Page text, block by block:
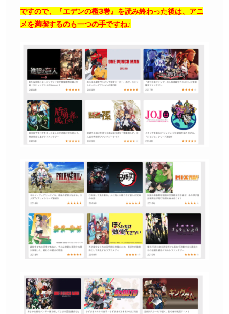
ですので、『エデンの檻3巻』を読み終わった後は、アニ
メを満喫するのも一つの手ですね♪